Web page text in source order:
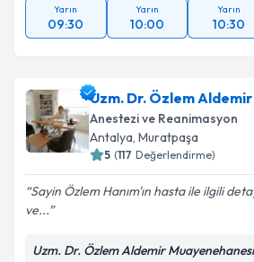
Yarın
09:30
Yarın
10:00
Yarın
10:30
Uzm. Dr. Özlem Aldemir
Anestezi ve Reanimasyon
Antalya, Muratpaşa
5 (117 Değerlendirme)
Sayin Özlem Hanım'ın hasta ile ilgili
ve...
Uzm. Dr. Özlem Aldemir Muayenehanesi